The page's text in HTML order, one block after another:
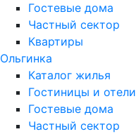
Гостевые дома
Частный сектор
Квартиры
Ольгинка
Каталог жилья
Гостиницы и отели
Гостевые дома
Частный сектор